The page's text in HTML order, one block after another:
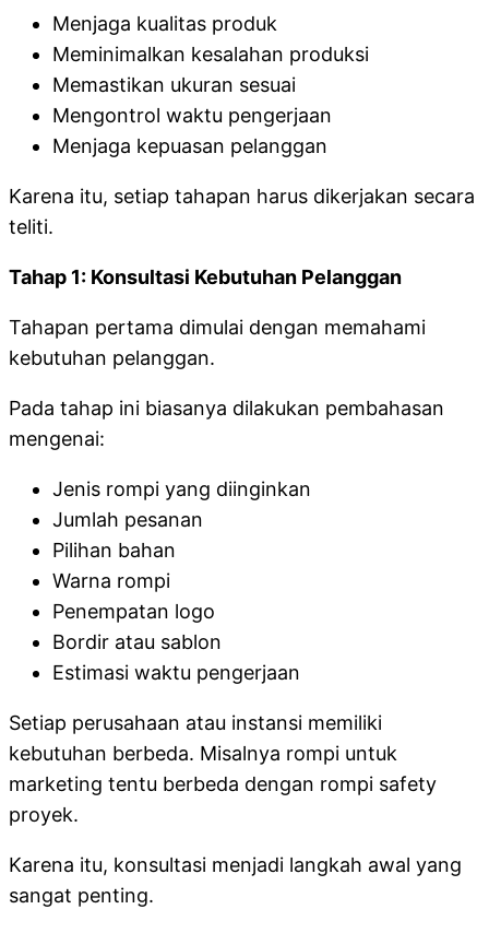
Menjaga kualitas produk
Meminimalkan kesalahan produksi
Memastikan ukuran sesuai
Mengontrol waktu pengerjaan
Menjaga kepuasan pelanggan
Karena itu, setiap tahapan harus dikerjakan secara
teliti.
Tahap 1: Konsultasi Kebutuhan Pelanggan
Tahapan pertama dimulai dengan memahami
kebutuhan pelanggan.
Pada tahap ini biasanya dilakukan pembahasan
mengenai:
Jenis rompi yang diinginkan
Jumlah pesanan
Pilihan bahan
Warna rompi
Penempatan logo
Bordir atau sablon
Estimasi waktu pengerjaan
Setiap perusahaan atau instansi memiliki
kebutuhan berbeda. Misalnya rompi untuk
marketing tentu berbeda dengan rompi safety
proyek.
Karena itu, konsultasi menjadi langkah awal yang
sangat penting.